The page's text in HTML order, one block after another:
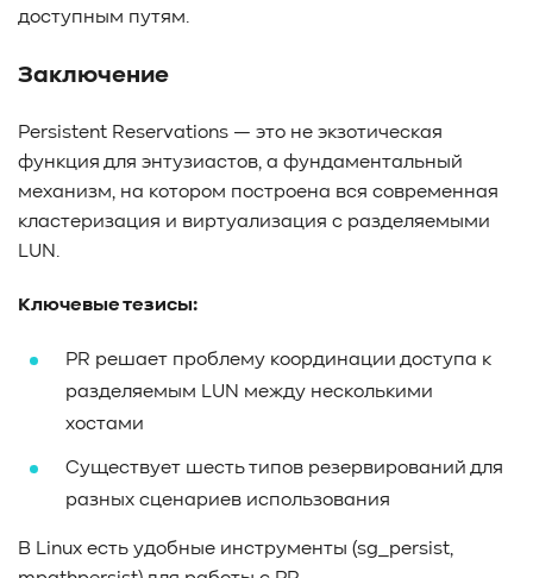
доступным путям.
Заключение
Persistent Reservations — это не экзотическая
функция для энтузиастов, а фундаментальный
механизм, на котором построена вся современная
кластеризация и виртуализация с разделяемыми
LUN.
Ключевые тезисы:
PR решает проблему координации доступа к
разделяемым LUN между несколькими
хостами
Существует шесть типов резервирований для
разных сценариев использования
В Linux есть удобные инструменты (sg_persist,